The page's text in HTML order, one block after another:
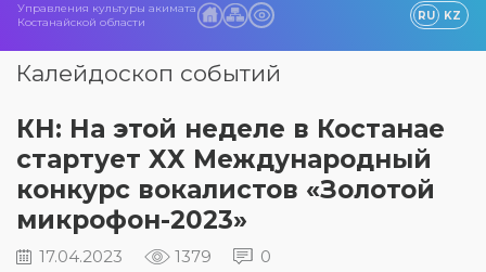
Управления культуры акимата
Костанайской области
RU KZ
Калейдоскоп событий
КН: На этой неделе в Костанае
стартует XX Международный
конкурс вокалистов «Золотой
микрофон-2023»
17.04.2023 1379 0